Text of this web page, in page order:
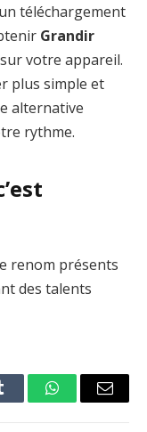
téléchargement
Grandir
sur votre appareil.
plus simple et
alternative
rythme.
renom présents
des talents
WhatsAppEmail